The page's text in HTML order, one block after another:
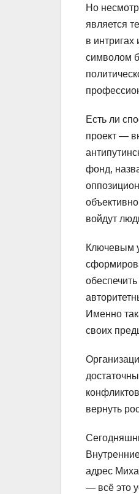
Но
является
в
символом
Есть ли
проект —
фонд,
войдут
Ключевым
Именно
своих
вернуть
адрес
— всё это